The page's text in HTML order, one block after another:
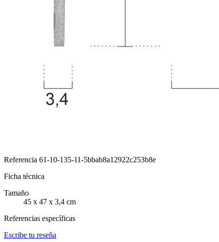
Referencia 61-10-135-11-5bbab8a12922c253b8e
Ficha técnica
Tamaño
45 x 47 x 3,4 cm
Referencias específicas
Escribe tu reseña